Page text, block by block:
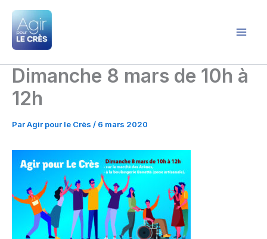
Aller
contenu
Dimanche 8 mars de 10h à
12h
ParAgir pour le Crès / 6 mars 2020